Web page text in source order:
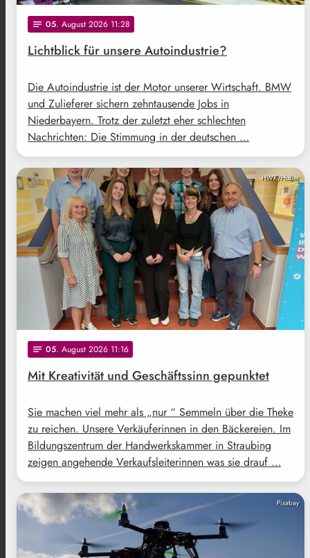
notes 05. August 2026 11:28
Lichtblick für unsere Autoindustrie?
Die Autoindustrie ist der Motor unserer Wirtschaft. BMW
und Zulieferer sichern zehntausende Jobs in
Niederbayern. Trotz der zuletzt eher schlechten
Nachrichten: Die Stimmung in der deutschen …
HWK/Huber
notes 05. August 2026 11:16
Mit Kreativität und Geschäftssinn gepunktet
Sie machen viel mehr als „nur “ Semmeln über die Theke
zu reichen. Unsere Verkäuferinnen in den Bäckereien. Im
Bildungszentrum der Handwerkskammer in Straubing
zeigen angehende Verkaufsleiterinnen was sie drauf …
Pixabay